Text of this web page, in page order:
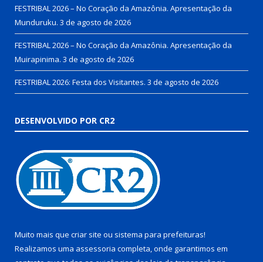
FESTRIBAL 2026 – No Coração da Amazônia. Apresentação da
Munduruku. 3 de agosto de 2026
FESTRIBAL 2026 – No Coração da Amazônia. Apresentação da
Muirapinima. 3 de agosto de 2026
FESTRIBAL 2026: Festa dos Visitantes. 3 de agosto de 2026
DESENVOLVIDO POR CR2
Muito mais que criar site ou sistema para prefeituras!
Realizamos uma assessoria completa, onde garantimos em